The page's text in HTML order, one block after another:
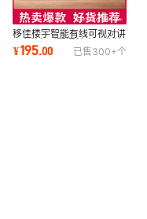
移佳楼宇智能有线可视对讲
7寸彩色别墅门铃家用监控
门禁一拖一
¥195.00 已售300+个